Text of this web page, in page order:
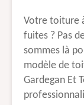
Votre toiture
fuites ? Pas
sommes là
modèle de
Gardegan Et